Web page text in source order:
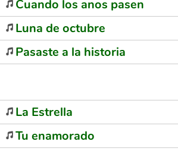
Cuando los anos pasen
Luna de octubre
Pasaste a la historia
La Estrella
Tu enamorado